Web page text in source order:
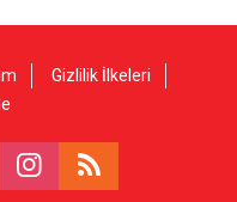
Gizlilik İlkeleri